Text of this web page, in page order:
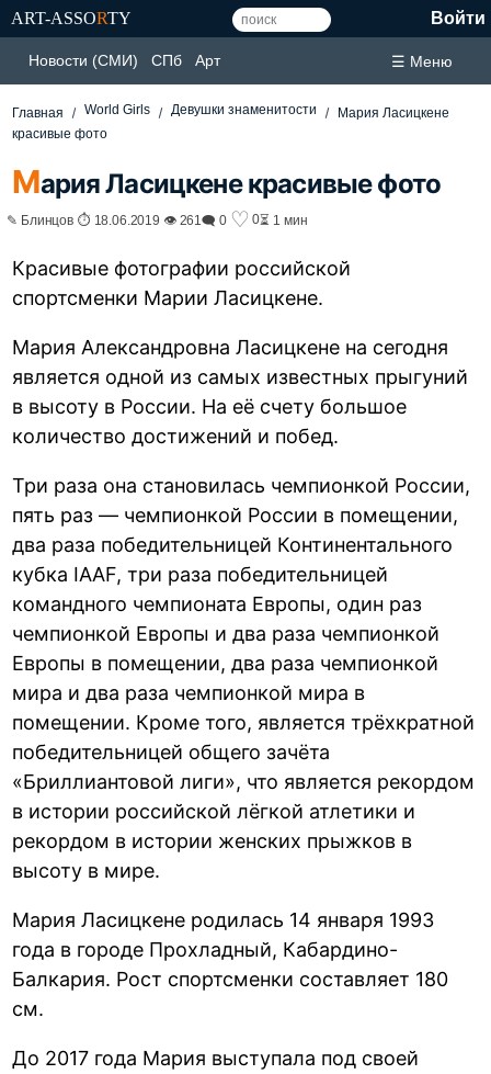
ART-ASSORTY Войти
Новости (СМИ) СПб Арт ☰ Меню
Главная World Girls Девушки знаменитости
Мария Ласицкене
красивые фото
Мария Ласицкене красивые фото
✎ Блинцов ⏱ 18.06.2019 👁 261🗨 0 ♡ 0⏳ 1 мин
Красивые фотографии российской
спортсменки Марии Ласицкене.
Мария Александровна Ласицкене на сегодня
является одной из самых известных прыгуний
в высоту в России. На её счету большое
количество достижений и побед.
Три раза она становилась чемпионкой России,
пять раз — чемпионкой России в помещении,
два раза победительницей Континентального
кубка IAAF, три раза победительницей
командного чемпионата Европы, один раз
чемпионкой Европы и два раза чемпионкой
Европы в помещении, два раза чемпионкой
мира и два раза чемпионкой мира в
помещении. Кроме того, является трёхкратной
победительницей общего зачёта
«Бриллиантовой лиги», что является рекордом
в истории российской лёгкой атлетики и
рекордом в истории женских прыжков в
высоту в мире.
Мария Ласицкене родилась 14 января 1993
года в городе Прохладный, Кабардино-
Балкария. Рост спортсменки составляет 180
см.
До 2017 года Мария выступала под своей